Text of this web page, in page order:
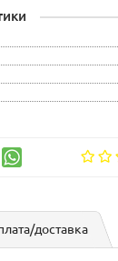
доставка